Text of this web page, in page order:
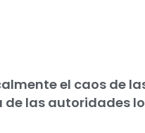
el caos de
las autoridades